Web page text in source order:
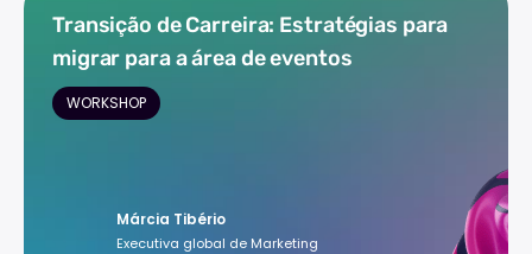
WORKSHOP
Transição de Carreira: Estratégias para
migrar para a área de eventos
Márcia Tibério
Executiva global de Marketing